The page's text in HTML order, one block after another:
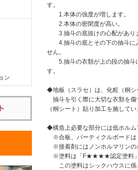
す。
1.本体の強度が増します。
2.本体の密閉度が高い。
3.抽斗の底抜けの心配があり
4.抽斗の底とその下の抽斗に
せん。
5.抽斗の衣類が上の段の抽斗
す。
◆地板（スラセ）は、化粧（桐シ
抽斗を引く際に大切な衣類を
（桐シート）貼り加工を施してい
◆構造上必要な部分には低ホルム
※合板、パーティクルボード
※接着剤にはノンホルマリンの
※塗料は「F★★★★認定塗料」
この塗料はシックハウスに係
ン